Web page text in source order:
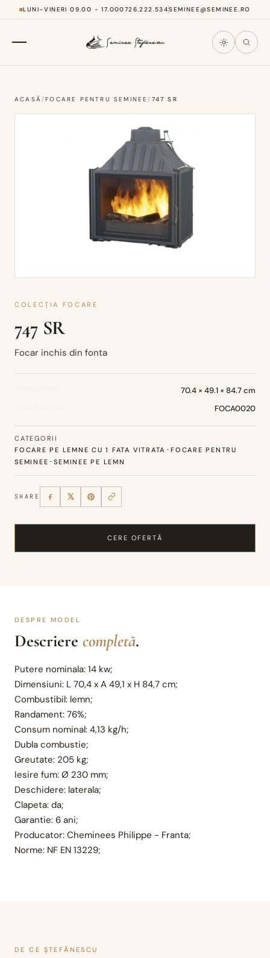
LUNI–VINERI 09.00 - 17.000726.222.534SEMINEE@SEMINEE.RO
ACASĂ/FOCARE PENTRU SEMINEE/ 747 SR
COLECȚIA FOCARE
747 SR
Focar inchis din fonta
70.4 × 49.1 × 84.7 cm
FOCA0020
CATEGORII
FOCARE PE LEMNE CU 1 FATA VITRATA ·FOCARE PENTRU
SEMINEE ·SEMINEE PE LEMN
SHARE
CERE OFERTĂ
DESPRE MODEL
Descriere completă.
Putere nominala: 14 kw;
Dimensiuni: L 70,4 x A 49,1 x H 84,7 cm;
Combustibil: lemn;
Randament: 76%;
Consum nominal: 4,13 kg/h;
Dubla combustie;
Greutate: 205 kg;
Iesire fum: Ø 230 mm;
Deschidere: laterala;
Clapeta: da;
Garantie: 6 ani;
Producator: Cheminees Philippe - Franta;
Norme: NF EN 13229;
DE CE ȘTEFĂNESCU